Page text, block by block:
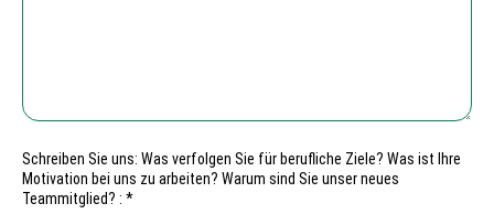
Schreiben Sie uns: Was verfolgen Sie für berufliche Ziele? Was ist Ihre
Motivation bei uns zu arbeiten? Warum sind Sie unser neues
Teammitglied? : *